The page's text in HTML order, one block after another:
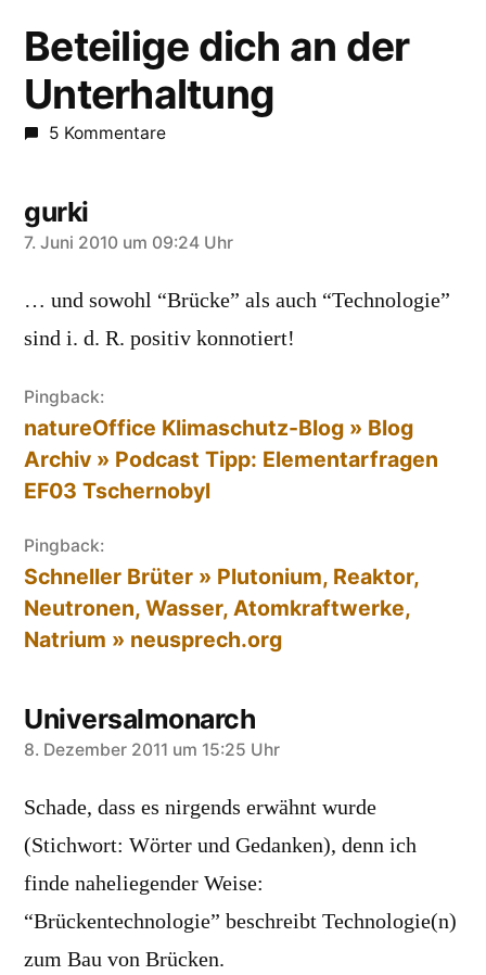
Beteilige dich an der
Unterhaltung
5 Kommentare
gurki
sagt:
7. Juni 2010 um 09:24 Uhr
… und sowohl “Brücke” als auch “Technologie”
sind i. d. R. positiv konnotiert!
Pingback:
natureOffice Klimaschutz-Blog » Blog
Archiv » Podcast Tipp: Elementarfragen
EF03 Tschernobyl
Pingback:
Schneller Brüter » Plutonium, Reaktor,
Neutronen, Wasser, Atomkraftwerke,
Natrium » neusprech.org
Universalmonarch
sagt:
8. Dezember 2011 um 15:25 Uhr
Schade, dass es nirgends erwähnt wurde
(Stichwort: Wörter und Gedanken), denn ich
finde naheliegender Weise:
“Brückentechnologie” beschreibt Technologie(n)
zum Bau von Brücken.